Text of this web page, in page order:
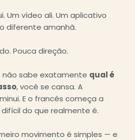
Um vídeo ali. Um aplicativo
diferente amanhã.
Pouca direção.
não sabe exatamente qual é
, você se cansa. A
E o francês começa a
do que realmente é.
movimento é simples — e